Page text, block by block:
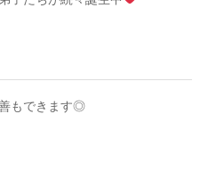
もできます◎